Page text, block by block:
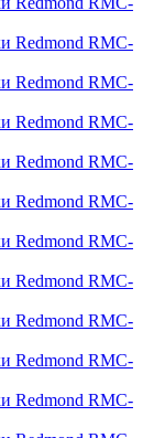
Redmond RMC-
Redmond RMC-
Redmond RMC-
Redmond RMC-
Redmond RMC-
Redmond RMC-
Redmond RMC-
Redmond RMC-
Redmond RMC-
Redmond RMC-